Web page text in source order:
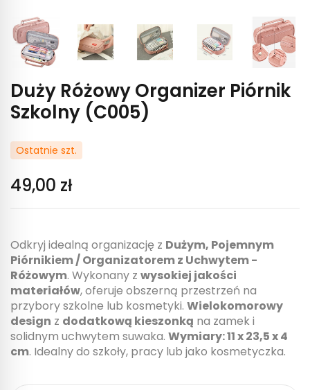
Duży Różowy Organizer Piórnik
Szkolny (C005)
Ostatnie szt.
49,00 zł
Odkryj idealną organizację z Dużym, Pojemnym
Piórnikiem / Organizatorem z Uchwytem -
Różowym. Wykonany z wysokiej jakości
materiałów, oferuje obszerną przestrzeń na
przybory szkolne lub kosmetyki. Wielokomorowy
design z dodatkową kieszonką na zamek i
solidnym uchwytem suwaka. Wymiary: 11 x 23,5 x 4
cm. Idealny do szkoły, pracy lub jako kosmetyczka.